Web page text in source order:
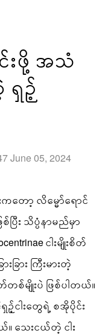
းဖို့ အသံ
ဉ့်
05, 2024
ကတော့ လိမ္မော်ရောင်
ြီး သိပ္ပံနာမည်မှာ
ငါးမျိုးစိတ်
ခြား ကြီးမားတဲ့
တစ်မျိုးပဲ ဖြစ်ပါတယ်။
ဉ့်ငါးတွေရဲ့ စအိုပိုင်း
သေးငယ်တဲ့ ငါး